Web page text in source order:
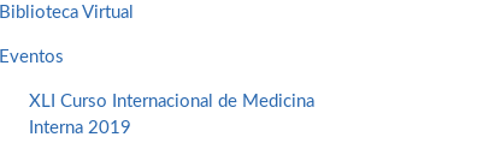
Biblioteca Virtual
Eventos
XLI Curso Internacional de Medicina
Interna 2019